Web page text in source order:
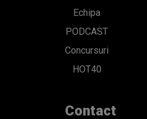
Echipa
PODCAST
Concursuri
HOT40
Contact